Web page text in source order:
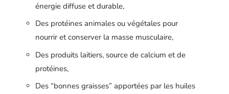
énergie diffuse et durable,
Des protéines animales ou végétales pour
nourrir et conserver la masse musculaire,
Des produits laitiers, source de calcium et de
protéines,
Des “bonnes graisses” apportées par les huiles